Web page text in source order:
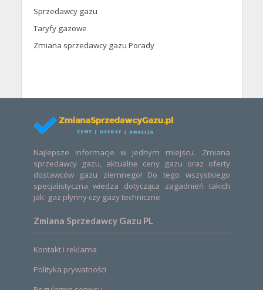
Sprzedawcy gazu
Taryfy gazowe
Zmiana sprzedawcy gazu Porady
Najlepsze informacje w jednym miejscu. Zmiana
sprzedawcy gazu, aktualne ceny gazu oraz oferty
dostawców gazu ziemnego! Do tego wszystkiego
specjalistyczna wiedza dotycząca zagadnień takich
jak: gaz płynny czy gazy techniczne
Zmiana Sprzedawcy Gazu PL
Kontakt i reklama
Polityka prywatności